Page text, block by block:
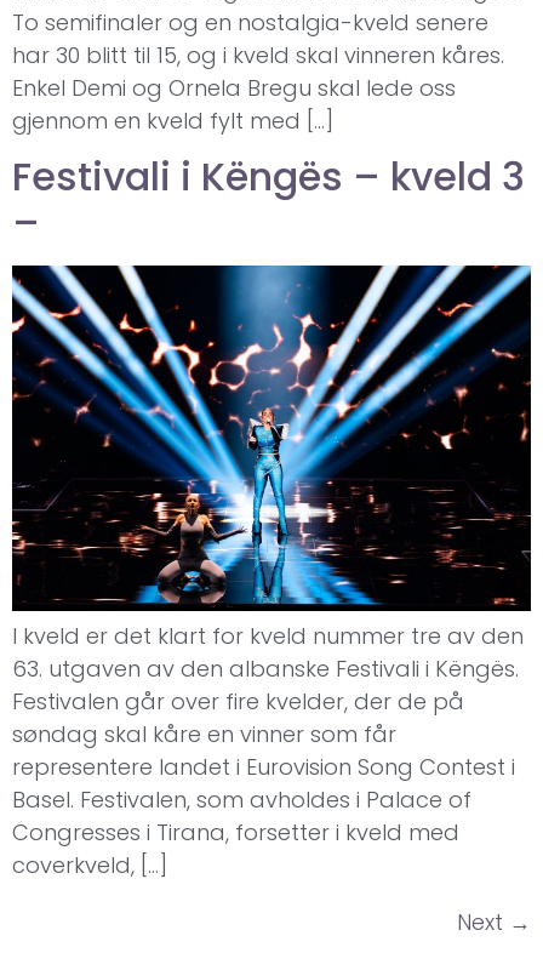
To semifinaler og en nostalgia-kveld senere
har 30 blitt til 15, og i kveld skal vinneren kåres.
Enkel Demi og Ornela Bregu skal lede oss
gjennom en kveld fylt med […]
Festivali i Këngës – kveld 3
–
I kveld er det klart for kveld nummer tre av den
63. utgaven av den albanske Festivali i Këngës.
Festivalen går over fire kvelder, der de på
søndag skal kåre en vinner som får
representere landet i Eurovision Song Contest i
Basel. Festivalen, som avholdes i Palace of
Congresses i Tirana, forsetter i kveld med
coverkveld, […]
Next →